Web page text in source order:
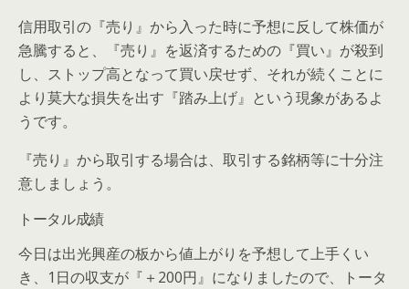
信用取引の『売り』から入った時に予想に反して株価が
急騰すると、『売り』を返済するための『買い』が殺到
し、ストップ高となって買い戻せず、それが続くことに
より莫大な損失を出す『踏み上げ』という現象があるよ
うです。
『売り』から取引する場合は、取引する銘柄等に十分注
意しましょう。
トータル成績
今日は出光興産の板から値上がりを予想して上手くい
き、1日の収支が『 ＋200円』になりましたので、トータ